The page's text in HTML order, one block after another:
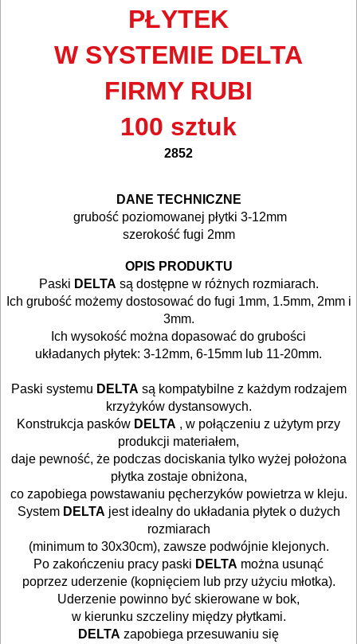
AKUMULATOROWE
OSPRZĘT
ELEKTRONARZĘDZI
MAGAZYNOWANIE
TRANSPORTOWANIE
POMIAROWE
NARZĘDZIA
BUDOWLANE
ELEKTRY..
GLAZURNICZE
MASZYNKI
URZĄDZENIA
ręczne
Przecinarki
elektryczne
PŁYTEK
W SYSTEMIE DELTA
FIRMY RUBI
100 sztuk
2852
DANE TECHNICZNE
grubość poziomowanej płytki 3-12mm
szerokość fugi 2mm
OPIS PRODUKTU
Paski DELTA są dostępne w różnych rozmiarach.
Ich grubość możemy dostosować do fugi 1mm, 1.5mm, 2mm i
3mm.
Ich wysokość można dopasować do grubości
układanych płytek: 3-12mm, 6-15mm lub 11-20mm.
Paski systemu DELTA są kompatybilne z każdym rodzajem
krzyżyków dystansowych.
Konstrukcja pasków DELTA , w połączeniu z użytym przy
produkcji materiałem,
daje pewność, że podczas dociskania tylko wyżej położona
płytka zostaje obniżona,
co zapobiega powstawaniu pęcherzyków powietrza w kleju.
System DELTA jest idealny do układania płytek o dużych
rozmiarach
(minimum to 30x30cm), zawsze podwójnie klejonych.
Po zakończeniu pracy paski DELTA można usunąć
poprzez uderzenie (kopnięciem lub przy użyciu młotka).
Uderzenie powinno być skierowane w bok,
w kierunku szczeliny między płytkami.
DELTA zapobiega przesuwaniu się